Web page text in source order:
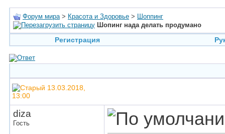
Форум мира > Красота и Здоровье > Шоппинг
Шопинг нада делать продумано
Регистрация
13.03.2018,
13:00
diza
Гость